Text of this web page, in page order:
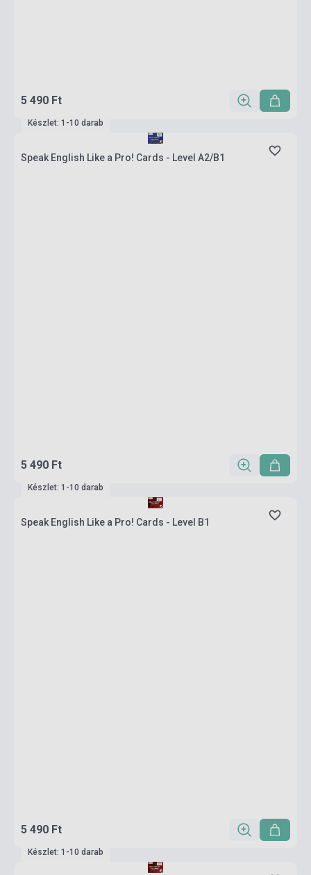
5 490 Ft
Készlet: 1-10 darab
Speak English Like a Pro! Cards - Level A2/B1
5 490 Ft
Készlet: 1-10 darab
Speak English Like a Pro! Cards - Level B1
5 490 Ft
Készlet: 1-10 darab